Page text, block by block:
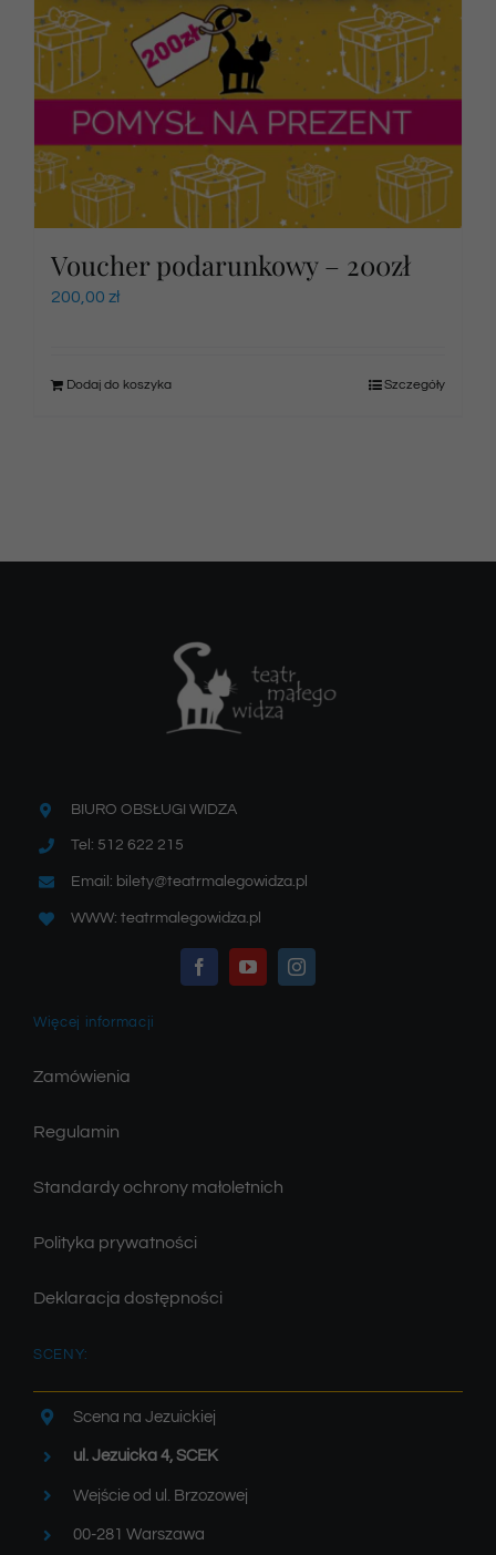
Voucher podarunkowy – 200zł
200,00 zł
Dodaj do koszyka Szczegóły
BIURO OBSŁUGI WIDZA
Tel: 512 622 215
Email: bilety@teatrmalegowidza.pl
WWW: teatrmalegowidza.pl
Więcej informacji
Zamówienia
Regulamin
Standardy ochrony małoletnich
Polityka prywatności
Deklaracja dostępności
SCENY:
Scena na Jezuickiej
ul. Jezuicka 4, SCEK
Wejście od ul. Brzozowej
00-281 Warszawa